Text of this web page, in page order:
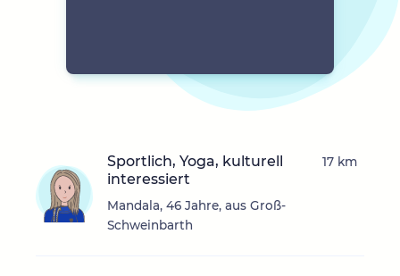
Sportlich, Yoga, kulturell
interessiert
Mandala, 46 Jahre, aus Groß-
Schweinbarth
17 km